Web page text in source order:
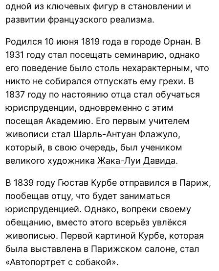
одной из ключевых фигур в становлении и
развитии французского реализма.
Родился 10 июня 1819 года в городе Орнан. В
1931 году стал посещать семинарию, однако
его поведение было столь нехарактерным, что
никто не собирался отпускать ему грехи. В
1837 году по настоянию отца стал обучаться
юриспруденции, одновременно с этим
посещая Академию. Его первым учителем
живописи стал Шарль-Антуан Флажуло,
который, в свою очередь, был учеником
великого художника Жака-Луи Давида.
В 1839 году Гюстав Курбе отправился в Париж,
пообещав отцу, что будет заниматься
юриспруденцией. Однако, вопреки своему
обещанию, вместо этого всерьёз увлёкся
живописью. Первой картиной Курбе, которая
была выставлена в Парижском салоне, стал
«Автопортрет с собакой».